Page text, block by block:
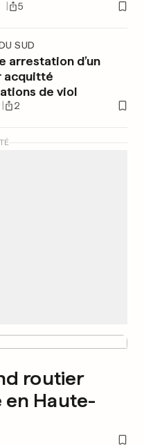
5
SUD
arrestation d’un
acquitté
de viol
2
routier
Haute-